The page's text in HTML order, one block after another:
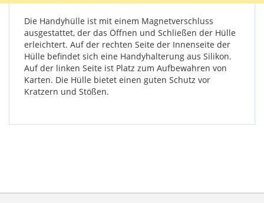
Die Handyhülle ist mit einem Magnetverschluss
ausgestattet, der das Öffnen und Schließen der Hülle
erleichtert. Auf der rechten Seite der Innenseite der
Hülle befindet sich eine Handyhalterung aus Silikon.
Auf der linken Seite ist Platz zum Aufbewahren von
Karten. Die Hülle bietet einen guten Schutz vor
Kratzern und Stößen.